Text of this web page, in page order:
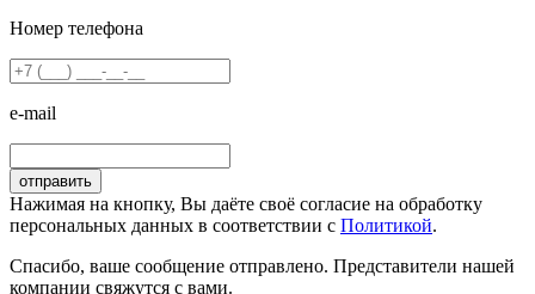
Номер телефона
e-mail
Нажимая на кнопку, Вы даёте своё согласие на обработку
персональных данных в соответствии с Политикой.
Спасибо, ваше сообщение отправлено. Представители нашей
компании свяжутся с вами.